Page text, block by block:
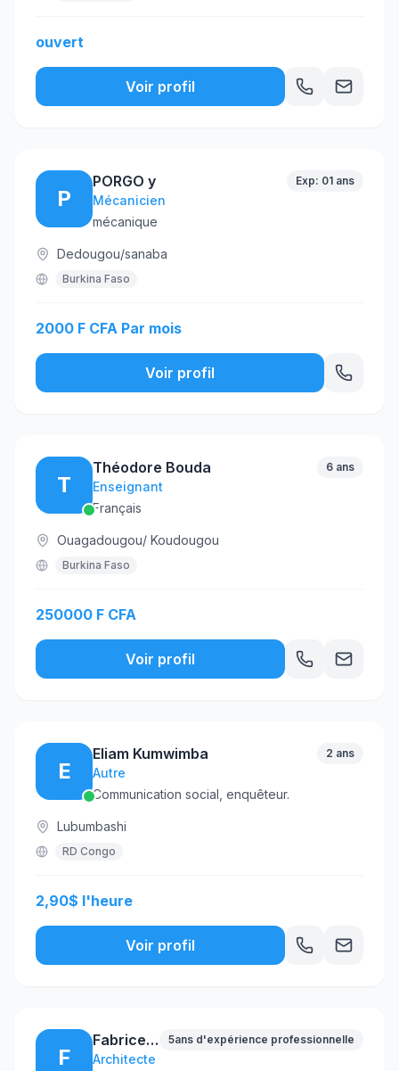
ouvert
Voir profil
P
PORGO y
Mécanicien
Exp: 01 ans
mécanique
Dedougou/sanaba
Burkina Faso
2000 F CFA Par mois
Voir profil
T
Théodore Bouda
Enseignant
6 ans
Français
Ouagadougou/ Koudougou
Burkina Faso
250000 F CFA
Voir profil
E
Eliam Kumwimba
Autre
2 ans
Communication social, enquêteur.
Lubumbashi
RD Congo
2,90$ l'heure
Voir profil
F
Fabrice Youmanli YONLI
Architecte
5ans d'expérience professionnelle